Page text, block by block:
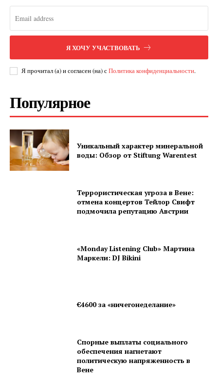
Планы подписки
Мой аккаунт
Privacy Policy
Я ХОЧУ УЧАСТВОВАТЬ
Я прочитал (а) и согласен (на) сПолитика конфиденциальности.
Популярное
Уникальный характер минеральной
воды: Обзор от Stiftung Warentest
Террористическая угроза в Вене:
отмена концертов Тейлор Свифт
подмочила репутацию Австрии
«Monday Listening Club» Мартина
Маркели: DJ Bikini
€4600 за «ничегонеделание»
Спорные выплаты социального
обеспечения нагнетают
политическую напряженность в
Вене